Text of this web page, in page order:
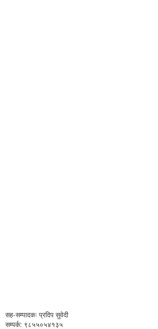
सह-सम्पादकः प्रदिप सुवेदी
सम्पर्क: ९८५५०५४१३५